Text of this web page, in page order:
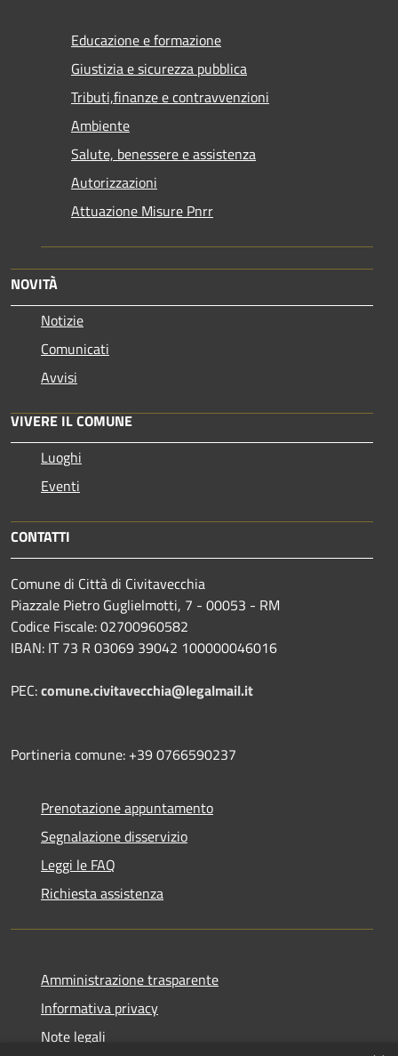
Educazione e formazione
Giustizia e sicurezza pubblica
Tributi,finanze e contravvenzioni
Ambiente
Salute, benessere e assistenza
Autorizzazioni
Attuazione Misure Pnrr
NOVITÀ
Notizie
Comunicati
Avvisi
VIVERE IL COMUNE
Luoghi
Eventi
CONTATTI
Comune di Città di Civitavecchia
Piazzale Pietro Guglielmotti, 7 - 00053 - RM
Codice Fiscale: 02700960582
IBAN: IT 73 R 03069 39042 100000046016
PEC:comune.civitavecchia@legalmail.it
Portineria comune: +39 0766590237
Prenotazione appuntamento
Segnalazione disservizio
Leggi le FAQ
Richiesta assistenza
Amministrazione trasparente
Informativa privacy
Note legali